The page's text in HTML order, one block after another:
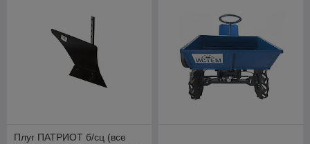
Плуг ПАТРИОТ б/сц (все